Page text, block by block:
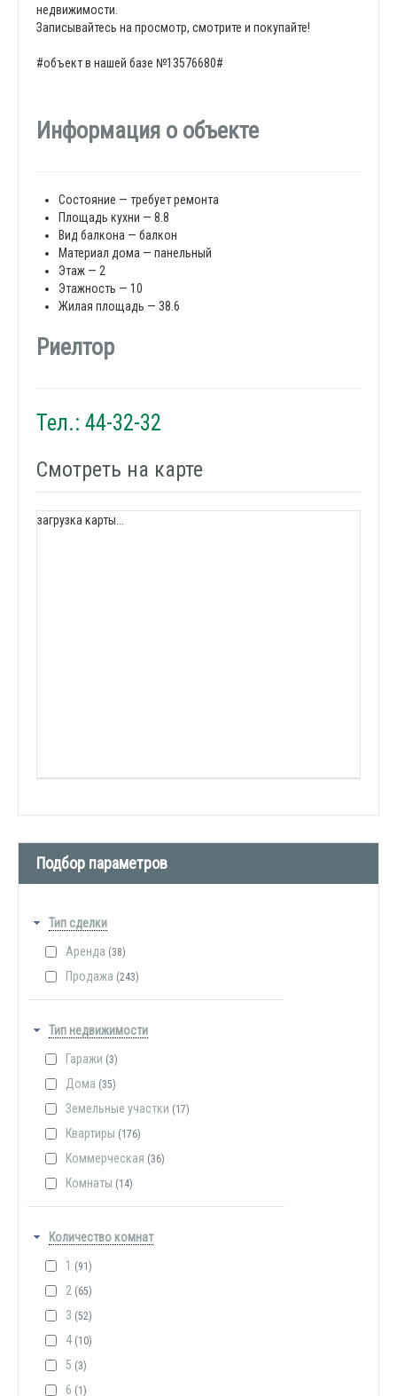
недвижимости.
Записывайтесь на просмотр, смотрите и покупайте!
#объект в нашей базе №13576680#
Информация о объекте
Состояние — требует ремонта
Площадь кухни — 8.8
Вид балкона — балкон
Материал дома — панельный
Этаж — 2
Этажность — 10
Жилая площадь — 38.6
Риелтор
Тел.: 44-32-32
Смотреть на карте
загрузка карты...
Подбор параметров
Тип сделки
Аренда (38)
Продажа (243)
Тип недвижимости
Гаражи (3)
Дома (35)
Земельные участки (17)
Квартиры (176)
Коммерческая (36)
Комнаты (14)
Количество комнат
1 (91)
2 (65)
3 (52)
4 (10)
5 (3)
6 (1)